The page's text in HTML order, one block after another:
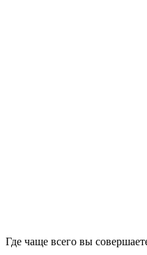
Где чаще всего вы